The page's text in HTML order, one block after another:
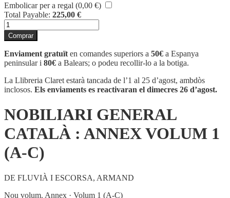
Embolicar per a regal (0,00 €)
Total Payable: 225,00 €
quantitat
de
NOBILIARI
GENERAL
CATALÀ
:
ANNEX
VOLUM
C)
Comprar
Enviament gratuït en comandes superiors a 50€ a Espanya
peninsular i 80€ a Balears; o podeu recollir-lo a la botiga.
La Llibreria Claret estarà tancada de l’1 al 25 d’agost, ambdòs
inclosos. Els enviaments es reactivaran el dimecres 26 d’agost.
NOBILIARI GENERAL
CATALÀ : ANNEX VOLUM 1
(A-C)
DE FLUVIÀ I ESCORSA, ARMAND
Nou volum. Annex · Volum 1 (A-C)